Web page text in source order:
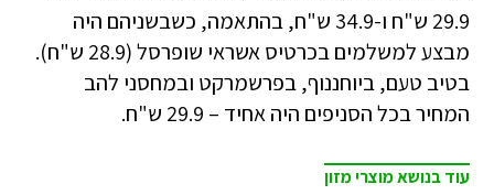
29.9 ש"ח ו-34.9 ש"ח, בהתאמה, כשבשניהם היה
מבצע למשלמים בכרטיס אשראי שופרסל (28.9 ש"ח).
בטיב טעם, ביוחננוף, בפרשמרקט ובמחסני להב
המחיר בכל הסניפים היה אחיד – 29.9 ש"ח.
עוד בנושא מוצרי מזון